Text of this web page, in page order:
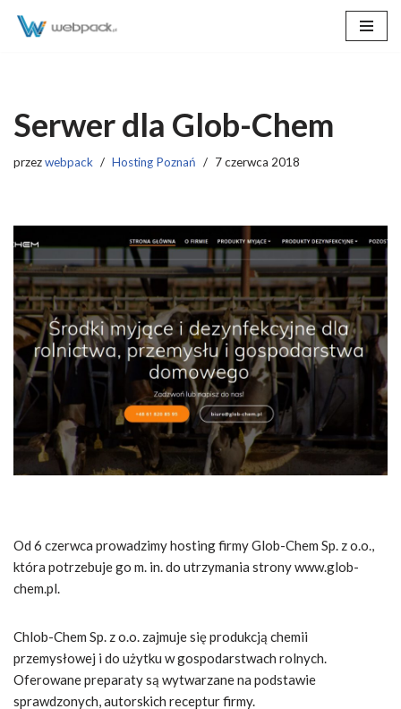
Serwer dla Glob-Chem
przezwebpack Hosting Poznań 7 czerwca 2018
Od 6 czerwca prowadzimy hosting firmy Glob-Chem Sp. z o.o.,
która potrzebuje go m. in. do utrzymania strony www.glob-
chem.pl.
Chlob-Chem Sp. z o.o. zajmuje się produkcją chemii
przemysłowej i do użytku w gospodarstwach rolnych.
Oferowane preparaty są wytwarzane na podstawie
sprawdzonych, autorskich receptur firmy.